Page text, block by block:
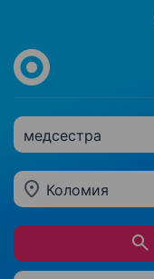
медсестра
Коломия